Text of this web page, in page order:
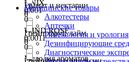
UNIX
0
WIND ROSE
0
Мелодия ароматов
Гранат и нектарин
0
Грейпрфрут, лайм
0
0.001
0
0.0011
0
Медицинские товары
Алкотестеры
Аптечки
Гинекология и урология
Дезинфицирующие
Диагностические